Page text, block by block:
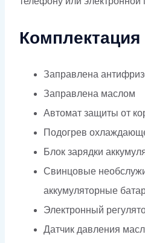
Комплектация
Заправлена
Заправлена маслом
Автомат защиты от
Подогрев
Блок зарядки
Свинцовые
аккумуляторные
Электронный
Датчик давления